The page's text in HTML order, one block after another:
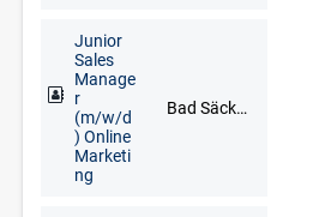
Junior
Sales
Manage
r
(m/w/d
) Online
Marketi
ng
Bad Säckingen, Freiburg im Breisgau, Lörrach, Waldshut-Tiengen